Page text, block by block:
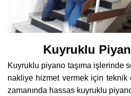
Kuyruklu
Kuyruklu piyano taşıma işlerinde
nakliye hizmet vermek için teknik
zamanında hassas kuyruklu